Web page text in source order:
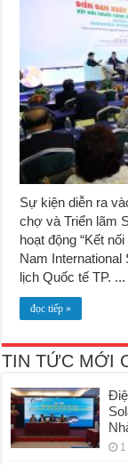
Sự kiện diễn ra
chợ và Triển lãm
hoạt động “Kết
Nam International
lịch Quốc tế TP. ...
đọc tiếp »
TIN TỨC MỚI